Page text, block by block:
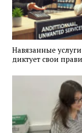
Навязанные
диктует свои